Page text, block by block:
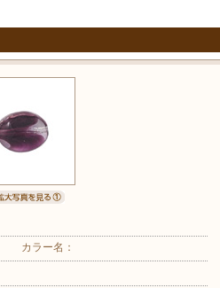
カラー名：